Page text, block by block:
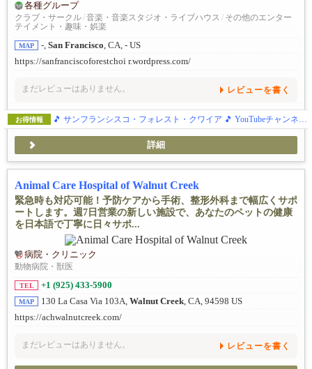
各種グループ
クラブ・サークル/音楽・音楽スタジオ・ライブハウス / その他のエンター
テイメント・趣味・娯楽
MAP -, San Francisco, CA, - US
https://sanfranciscoforestchoi r.wordpress.com/
まだレビューはありません。 レビューを書く
お得情報 🎵 サンフランシスコ・フォレスト・クワイア 🎵 YouTubeチャンネルをご紹介♪
詳細
Animal Care Hospital of Walnut Creek
緊急時も対応可能！予防ケアから手術、整形外科まで幅広くサポ
ートします。週7日営業の新しい施設で、あなたのペットの健康
を日本語で丁寧に日々サポ...
病院・クリニック
動物病院・獣医
TEL +1 (925) 433-5900
MAP 130 La Casa Via 103A, Walnut Creek, CA, 94598 US
https://achwalnutcreek.com/
まだレビューはありません。 レビューを書く